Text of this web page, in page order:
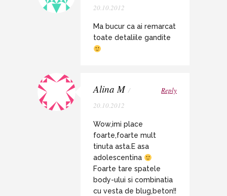
20.10.2012
Ma bucur ca ai remarcat
toate detaliile gandite
Alina M /
20.10.2012
Reply
Wow,imi place
foarte,foarte mult
tinuta asta.E asa
adolescentina
Foarte tare spatele
body-ului si combinatia
cu vesta de blug,beton!!